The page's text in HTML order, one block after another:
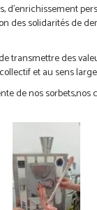
des solidarités de
transmettre des
et au sens
de nos